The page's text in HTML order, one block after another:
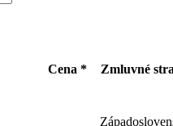
Cena * Zmluvné